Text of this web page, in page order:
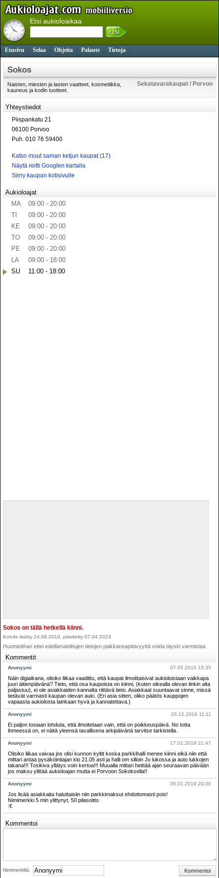
Etsi aukioloaikaa
Etusivu Selaa Ohjeita Palaute Tietoja
Sokos
Sekatavarakaupat / Porvoo
Naisten, miesten ja lasten vaatteet, kosmetiikka,
kauneus ja kodin tuotteet.
Yhteystiedot
Piispankatu 21
06100 Porvoo
Puh. 010 76 59400
Katso muut saman ketjun kaupat (17)
Näytä reitti Googlen kartalla
Siirry kaupan kotisivulle
Aukioloajat
MA
09:00 - 20:00
TI
09:00 - 20:00
KE
09:00 - 20:00
TO
09:00 - 20:00
PE
09:00 - 20:00
LA
09:00 - 18:00
SU
11:00 - 18:00
Sokos on tällä hetkellä kiinni.
Kohde lisätty 24.08.2010, päivitetty 07.04.2023
Huomioithan ettei edellämainittujen tietojen paikkansapitävyyttä voida täysin varmistaa.
Kommentit
Anonyymi 07.05.2016 15:35
Näin digiaikana, olisiko liikaa vaadittu, että kaupat ilmoittaisivat aukioloistaan vaikkapa
juuri äitienpäivänä? Tieto, että osa kaupoista on kiinni, (kuten oikealla olevan linkin alta
paljastuu), ei ole asiakkaiden kannalta riittävä tieto. Asiakkaat suuntaavat sinne, missä
tietävät varmasti kaupan olevan auki. (Eri asia sitten, oliko päätös kauppojen
vapaasta aukiolosta lainkaan hyvä ja kannatettava.)
Anonyymi 26.12.2016 11:11
Ei paljon tosiaan lohduta, että ilmoitetaan vain, että on poikkeuspäivä. No totta
ihmeessä on, ei näitä yleensä tavallisena arkipäivänä tarvitse tarkistella.
Anonyymi 17.01.2018 21:47
Olisiko liikaa vaivaa jos olisi kunnon kyltit koska parkkihalli menee kiinni eikä niin että
mittari antaa pysäköintiajan klo 21.05 asti ja halli om silloin Jo lukossa ja auto lukkojen
takana!!! Tosikiva yllätys voin kertoa!!! Muualla mittari heittää ajan seuraavan päivään
jos maksu ylittää aukioloajan mutta ei Porvoon Sokoksella!!
Anonyymi 06.01.2019 20:00
Jos lisää asiakkaita haluttaisiin niin parkkimaksut ehdottomasti pois!
Nimimerkki 5 min ylittynyt, 50 pilasoitto
:€
Kommentoi
Nimimerkillä: